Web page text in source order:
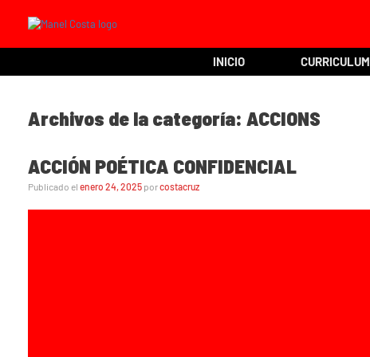
INICIO CURRICULUM
Archivos de la categoría: ACCIONS
ACCIÓN POÉTICA CONFIDENCIAL
Publicado el enero 24, 2025 porcostacruz